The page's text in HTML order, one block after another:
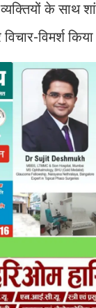
के साथ
विमर्श